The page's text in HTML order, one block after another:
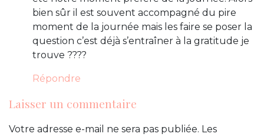
bien sûr il est souvent accompagné du pire
moment de la journée mais les faire se poser la
question c’est déjà s’entraîner à la gratitude je
trouve ????
Répondre
Laisser un commentaire
Votre adresse e-mail ne sera pas publiée. Les